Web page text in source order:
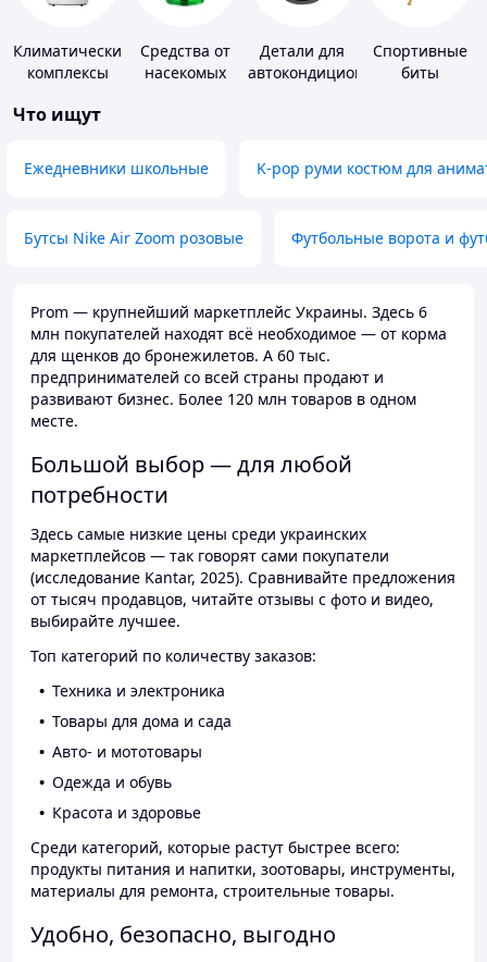
Климатические
комплексы
Средства от
насекомых
Детали для
автокондиционеров
Спортивные
биты
Что ищут
Ежедневники школьные K-pop руми костюм для
Бутсы Nike Air Zoom розовые Футбольные ворота и
Prom — крупнейший маркетплейс Украины. Здесь 6
млн покупателей находят всё необходимое — от корма
для щенков до бронежилетов. А 60 тыс.
предпринимателей со всей страны продают и
развивают бизнес. Более 120 млн товаров в одном
месте.
Большой выбор — для любой
потребности
Здесь самые низкие цены среди украинских
маркетплейсов — так говорят сами покупатели
(исследование Kantar, 2025). Сравнивайте предложения
от тысяч продавцов, читайте отзывы с фото и видео,
выбирайте лучшее.
Топ категорий по количеству заказов:
Техника и электроника
Товары для дома и сада
Авто- и мототовары
Одежда и обувь
Красота и здоровье
Среди категорий, которые растут быстрее всего:
продукты питания и напитки, зоотовары, инструменты,
материалы для ремонта, строительные товары.
Удобно, безопасно, выгодно